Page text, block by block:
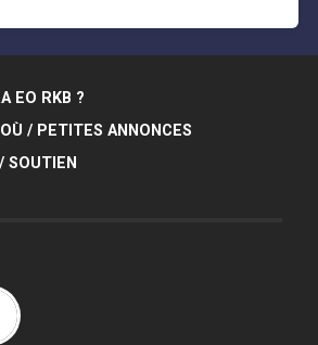
EO RKB ?
/ PETITES ANNONCES
SOUTIEN